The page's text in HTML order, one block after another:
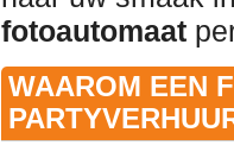
fotoautomaat
WAAROM EEN